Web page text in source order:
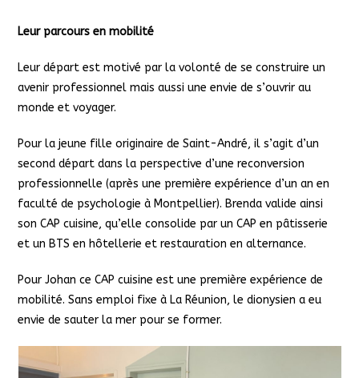
Leur parcours en mobilité
Leur départ est motivé par la volonté de se construire un
avenir professionnel mais aussi une envie de s’ouvrir au
monde et voyager.
Pour la jeune fille originaire de Saint-André, il s’agit d’un
second départ dans la perspective d’une reconversion
professionnelle (après une première expérience d’un an en
faculté de psychologie à Montpellier). Brenda valide ainsi
son CAP cuisine, qu’elle consolide par un CAP en pâtisserie
et un BTS en hôtellerie et restauration en alternance.
Pour Johan ce CAP cuisine est une première expérience de
mobilité. Sans emploi fixe à La Réunion, le dionysien a eu
envie de sauter la mer pour se former.